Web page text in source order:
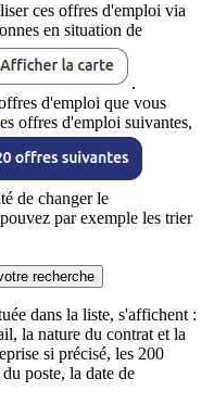
ces offres d'emploi via
en situation de
.
d'emploi que vous
offres d'emploi suivantes,
de changer le
par exemple les trier
recherche
dans la liste, s'affichent :
la nature du contrat et la
si précisé, les 200
poste, la date de